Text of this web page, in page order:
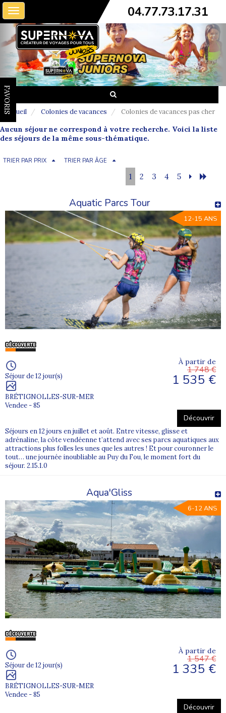
Toggle
navigation
04.77.73.17.31
FAVORIS
Accueil Colonies de vacances Colonies de vacances pas cher
Aucun séjour ne correspond à votre recherche. Voici la liste
des séjours de la même sous-thématique.
TRIER PAR PRIX TRIER PAR ÂGE
1 2 3 4 5
Aquatic Parcs Tour
12-15 ANS
Séjour de 12 jour(s)
BRÉTIGNOLLES-SUR-MER
Vendee - 85
À partir de
1 748 €
1 535 €
Découvrir
Séjours en 12 jours en juillet et août. Entre vitesse, glisse et
adrénaline, la côte vendéenne t’attend avec ses parcs aquatiques aux
attractions plus folles les unes que les autres ! Et pour couronner le
tout… une journée inoubliable au Puy du Fou, le moment fort du
séjour. 2.15.1.0
Aqua'Gliss
6-12 ANS
Séjour de 12 jour(s)
BRÉTIGNOLLES-SUR-MER
Vendee - 85
À partir de
1 547 €
1 335 €
Découvrir